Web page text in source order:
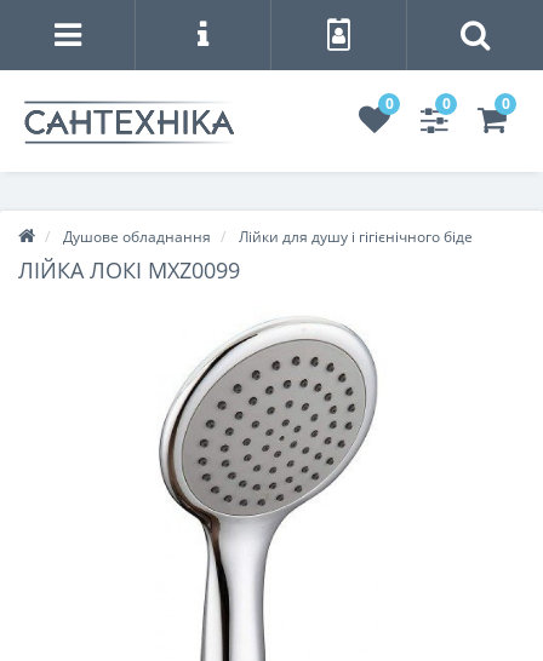
0 0 0
Душове обладнання Лійки для душу і гігієнічного біде
ЛІЙКА ЛОКІ MXZ0099